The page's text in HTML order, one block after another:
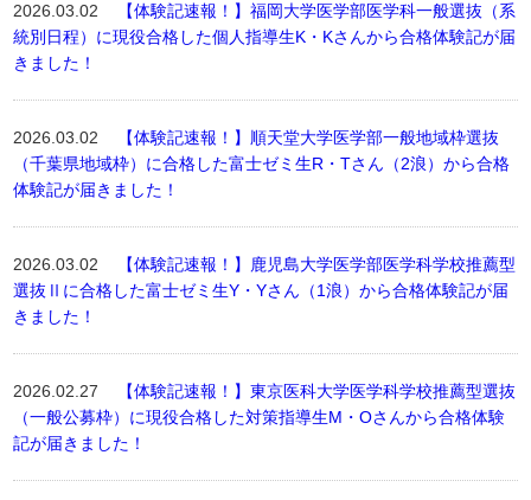
2026.03.02
【体験記速報！】福岡大学医学部医学科一般選抜（系
統別日程）に現役合格した個人指導生K・Kさんから合格体験記が届
きました！
2026.03.02
【体験記速報！】順天堂大学医学部一般地域枠選抜
（千葉県地域枠）に合格した富士ゼミ生R・Tさん（2浪）から合格
体験記が届きました！
2026.03.02
【体験記速報！】鹿児島大学医学部医学科学校推薦型
選抜Ⅱに合格した富士ゼミ生Y・Yさん（1浪）から合格体験記が届
きました！
2026.02.27
【体験記速報！】東京医科大学医学科学校推薦型選抜
（一般公募枠）に現役合格した対策指導生M・Oさんから合格体験
記が届きました！